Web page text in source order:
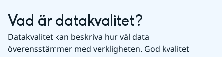
Vad är datakvalitet?
Datakvalitet kan beskriva hur väl data
överensstämmer med verkligheten. God kvalitet